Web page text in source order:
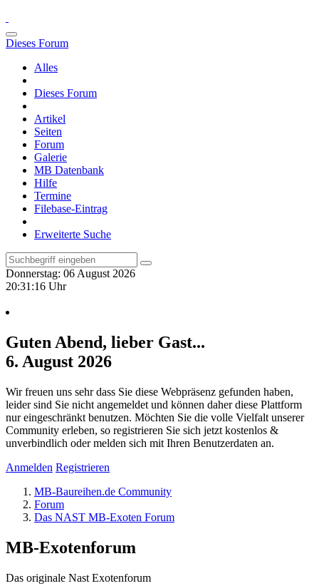
Dieses Forum
Alles
Dieses Forum
Artikel
Seiten
Forum
Galerie
MB Datenbank
Hilfe
Termine
Filebase-Eintrag
Erweiterte Suche
Donnerstag: 06 August 2026
20:31:17 Uhr
Guten Abend, lieber Gast...
6. August 2026
Wir freuen uns sehr dass Sie diese Webpräsenz gefunden haben,
leider sind Sie nicht angemeldet und können daher diese Plattform
nur eingeschränkt benutzen. Möchten Sie die volle Vielfalt unserer
Community erleben, so registrieren Sie sich jetzt kostenlos &
unverbindlich oder melden sich mit Ihren Benutzerdaten an.
Anmelden Registrieren
MB-Baureihen.de Community
Forum
Das NAST MB-Exoten Forum
MB-Exotenforum
Das originale Nast Exotenforum